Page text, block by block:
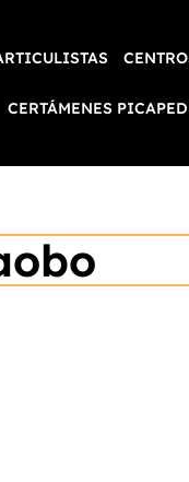
CERTÁMENES